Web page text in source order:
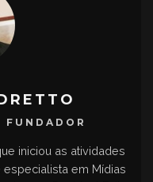
FUNDADOR
iniciou as atividades
em Mídias